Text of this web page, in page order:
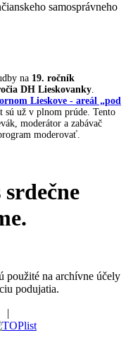
samosprávneho
na 19. ročník
DH Lieskovanky.
Lieskove - areál „pod
sú už v plnom prúde. Tento
moderátor a zabávač
moderovať.
použité na archívne účely
podujatia.
|